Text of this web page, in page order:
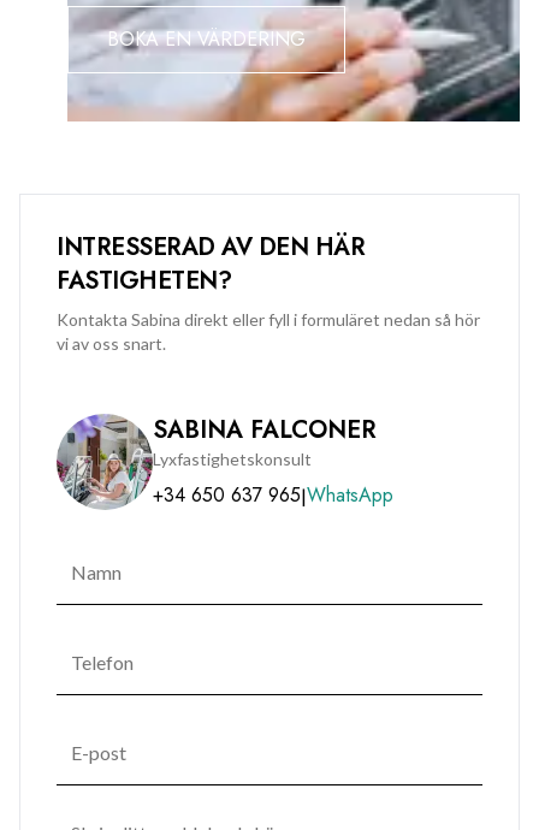
BOKA EN VÄRDERING
INTRESSERAD AV DEN HÄR
FASTIGHETEN?
Kontakta Sabina direkt eller fyll i formuläret nedan så hör
vi av oss snart.
SABINA FALCONER
Lyxfastighetskonsult
+34 650 637 965|WhatsApp